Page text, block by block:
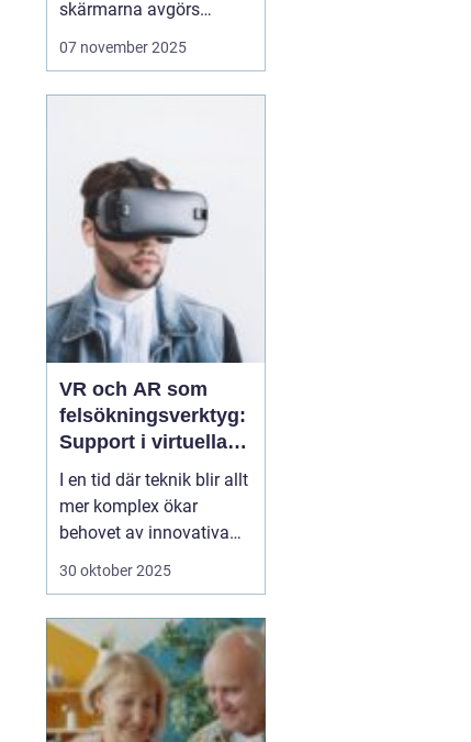
skärmarna avgörs
mycket av kvaliteten på
tydligt och minnesvä...
07 november 2025
VR och AR som
felsökningsverktyg:
Support i virtuella
miljöer
I en tid där teknik blir allt
mer komplex ökar
behovet av innovativa
sätt att ge support. VR
erbjuder nya möjligheter
för felsökning, där
supportpersonal...
30 oktober 2025